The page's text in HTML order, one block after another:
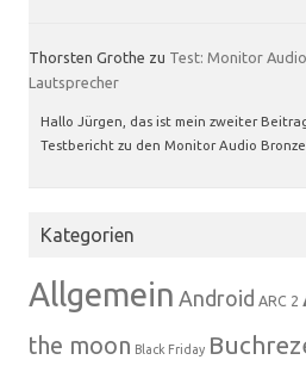
Thorsten Grothe zu Test: Monitor
Lautsprecher
Hallo Jürgen, das ist mein zweiter
Testbericht zu den Monitor Audio
Kategorien
Allgemein Android ARC 2
the moon Black Friday